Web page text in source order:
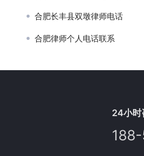
合肥长丰县双墩律师电话
合肥律师个人电话联系
24小时